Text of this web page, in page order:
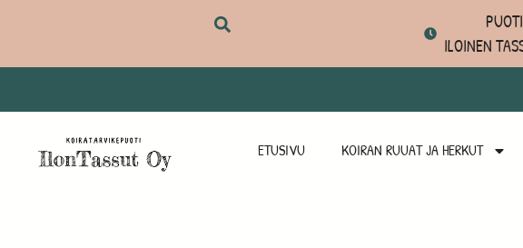
ILOINEN
ETUSIVU KOIRAN RUUAT JA HERKUT